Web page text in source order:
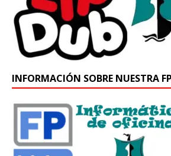
INFORMACIÓN SOBRE NUESTRA